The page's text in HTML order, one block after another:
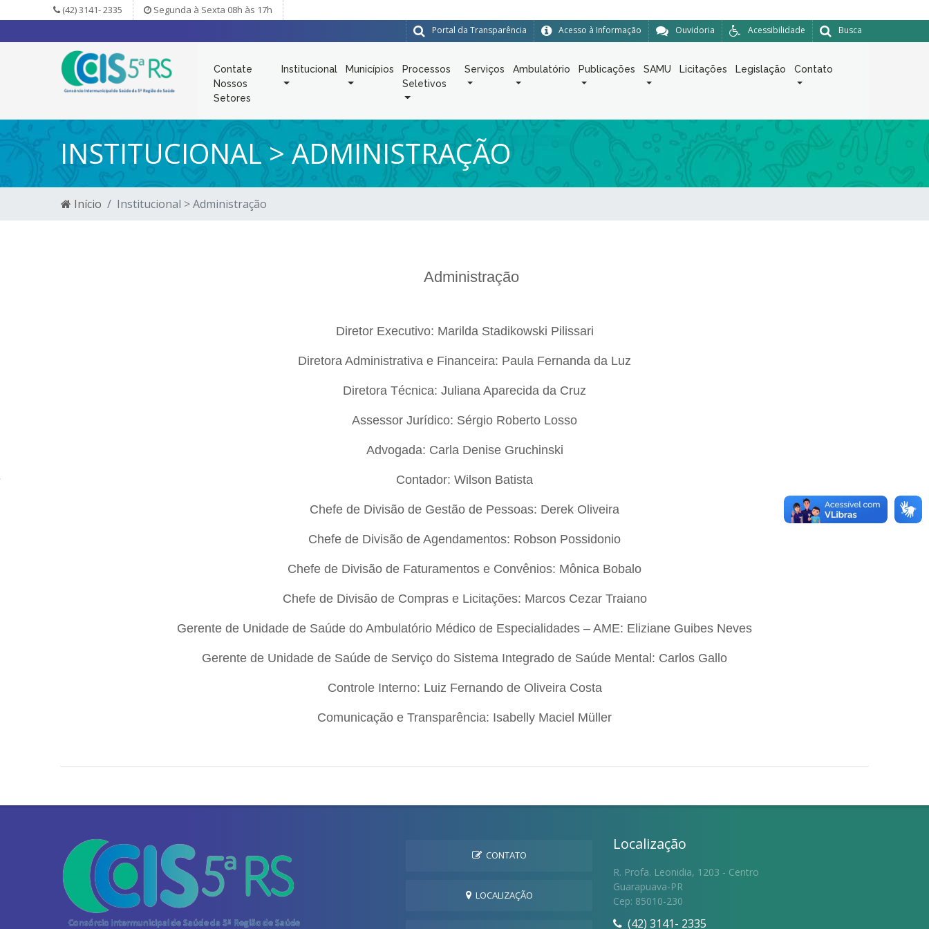
(42) 3141- 2335 Segunda à Sexta 08h às 17h
Busca
Acessibilidade
Ouvidoria
Acesso à Informação
Portal da Transparência
Contate
Nossos
Setores
Institucional Municípios
Processos
Seletivos
Serviços Ambulatório Publicações SAMU Licitações Legislação Contato
INSTITUCIONAL > ADMINISTRAÇÃO
Início Institucional > Administração
Administração
Diretor Executivo: Marilda Stadikowski Pilissari
Diretora Administrativa e Financeira: Paula Fernanda da Luz
Diretora Técnica: Juliana Aparecida da Cruz
Assessor Jurídico: Sérgio Roberto Losso
Advogada: Carla Denise Gruchinski
Contador: Wilson Batista
Chefe de Divisão de Gestão de Pessoas: Derek Oliveira
Chefe de Divisão de Agendamentos: Robson Possidonio
Chefe de Divisão de Faturamentos e Convênios: Mônica Bobalo
Chefe de Divisão de Compras e Licitações: Marcos Cezar Traiano
Gerente de Unidade de Saúde do Ambulatório Médico de Especialidades – AME: Eliziane Guibes Neves
Gerente de Unidade de Saúde de Serviço do Sistema Integrado de Saúde Mental: Carlos Gallo
Controle Interno: Luiz Fernando de Oliveira Costa
Comunicação e Transparência: Isabelly Maciel Müller
CONTATO
LOCALIZAÇÃO
Localização
R. Profa. Leonidia, 1203 - Centro
Guarapuava-PR
Cep: 85010-230
(42) 3141- 2335